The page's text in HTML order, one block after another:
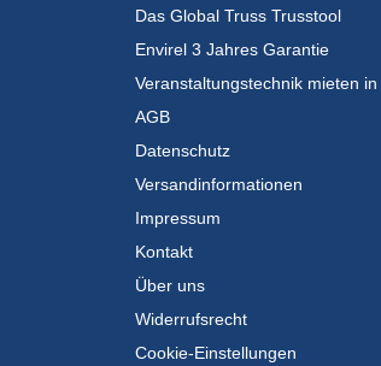
Das Global Truss Trusstool
Envirel 3 Jahres Garantie
Veranstaltungstechnik mieten in
AGB
Datenschutz
Versandinformationen
Impressum
Kontakt
Über uns
Widerrufsrecht
Cookie-Einstellungen